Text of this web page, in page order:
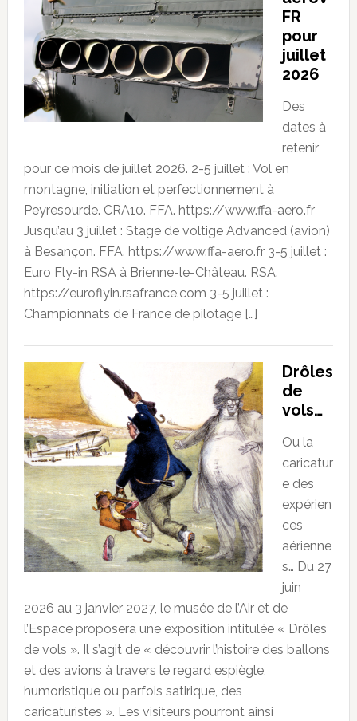
FR
pour
juillet
2026
Des
dates à
retenir
pour ce mois de juillet 2026. 2-5 juillet : Vol en
montagne, initiation et perfectionnement à
Peyresourde. CRA10. FFA. https://www.ffa-aero.fr
Jusqu’au 3 juillet : Stage de voltige Advanced (avion)
à Besançon. FFA. https://www.ffa-aero.fr 3-5 juillet :
Euro Fly-in RSA à Brienne-le-Château. RSA.
https://euroflyin.rsafrance.com 3-5 juillet :
Championnats de France de pilotage […]
Drôles
de
vols…
Ou la
caricatur
e des
expérien
ces
aérienne
s… Du 27
juin
2026 au 3 janvier 2027, le musée de l’Air et de
l’Espace proposera une exposition intitulée « Drôles
de vols ». Il s’agit de « découvrir l’histoire des ballons
et des avions à travers le regard espiègle,
humoristique ou parfois satirique, des
caricaturistes ». Les visiteurs pourront ainsi